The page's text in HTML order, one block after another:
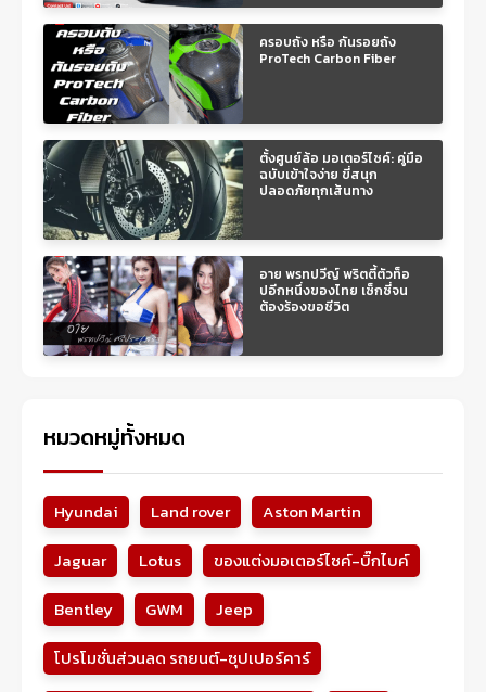
ครอบถัง หรือ กันรอยถัง
ProTech Carbon Fiber
ตั้งศูนย์ล้อ มอเตอร์ไซค์: คู่มือ
ฉบับเข้าใจง่าย ขี่สนุก
ปลอดภัยทุกเส้นทาง
อาย พรทปวีญ์ พริตตี้ตัวท็อ
ปอีกหนึ่งของไทย เซ็กซี่จน
ต้องร้องขอชีวิต
หมวดหมู่ทั้งหมด
Hyundai Land rover
Aston Martin
Jaguar
Lotus
ของแต่งมอเตอร์ไซค์-บิ๊กไบค์
Bentley
GWM
Jeep
โปรโมชั่นส่วนลด รถยนต์-ซุปเปอร์คาร์